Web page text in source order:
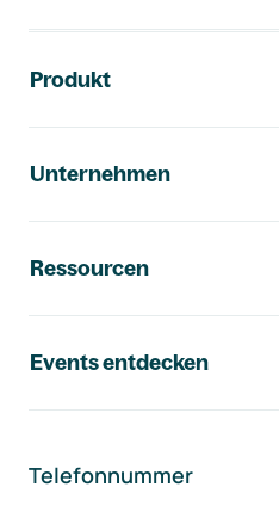
Produkt
Unternehmen
Ressourcen
Events entdecken
Telefonnummer